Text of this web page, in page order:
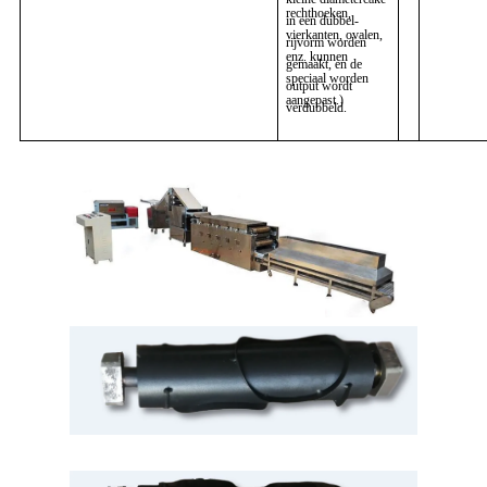
rechthoeken,
vierkanten, ovalen,
enz. kunnen
speciaal worden
aangepast.)
in een dubbel-
rijvorm worden
gemaakt, en de
output wordt
verdubbeld.